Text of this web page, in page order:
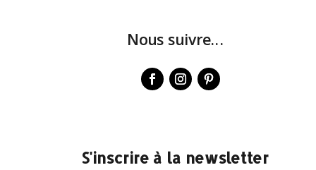
Nous suivre...
S'inscrire à la newsletter